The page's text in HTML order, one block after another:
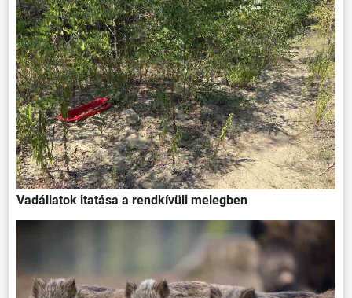
ÖNKORMÁNYZAT
Vadállatok itatása a rendkívüli melegben